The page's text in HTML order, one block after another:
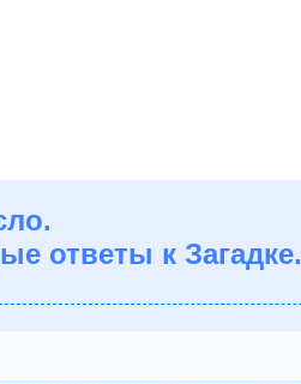
ответы к Загадке.